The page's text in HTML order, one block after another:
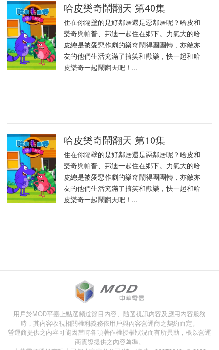
哈皮樂奇鬧翻天 第40集
住在你隔壁的是好鄰居還是惡鄰居呢？哈皮和
樂奇與帕普、邦迪一起住在鄉下。力氣大的哈
皮總是被愛惡作劇的樂奇鬧得團團轉，亦敵亦
友的他們生活充滿了搞笑和歡樂，快一起和哈
皮樂奇一起鬧翻天吧！...
哈皮樂奇鬧翻天 第10集
住在你隔壁的是好鄰居還是惡鄰居呢？哈皮和
樂奇與帕普、邦迪一起住在鄉下。力氣大的哈
皮總是被愛惡作劇的樂奇鬧得團團轉，亦敵亦
友的他們生活充滿了搞笑和歡樂，快一起和哈
皮樂奇一起鬧翻天吧！...
用戶於MOD平臺上點選頻道節目內容、隨選視訊內容及應用內容服務
時，其內容收視相關權利義務依用戶與內容營運商之契約而定。
營運商提供之內容可能因當時各項著作權授權狀況而有所異動，概以營運
商實際提供之內容為準。